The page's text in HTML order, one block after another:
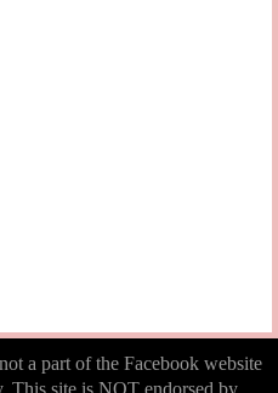
a part of the Facebook website
This site is NOT endorsed by